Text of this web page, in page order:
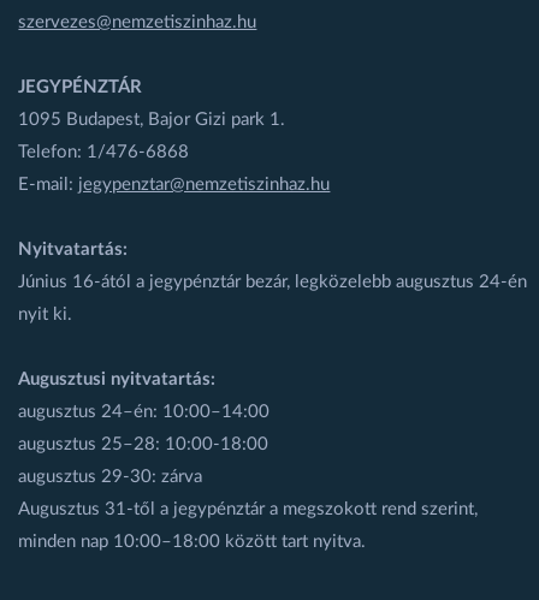
szervezes@nemzetiszinhaz.hu
JEGYPÉNZTÁR
1095 Budapest, Bajor Gizi park 1.
Telefon: 1/476-6868
E-mail: jegypenztar@nemzetiszinhaz.hu
Nyitvatartás:
Június 16-ától a jegypénztár bezár, legközelebb augusztus 24-én
nyit ki.
Augusztusi nyitvatartás:
augusztus 24–én: 10:00–14:00
augusztus 25–28: 10:00-18:00
augusztus 29-30: zárva
Augusztus 31-től a jegypénztár a megszokott rend szerint,
minden nap 10:00–18:00 között tart nyitva.